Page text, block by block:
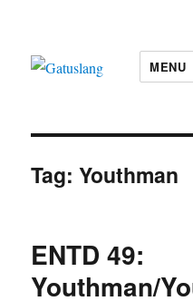
MENU
Tag:Youthman
ENTD 49:
Youthman/